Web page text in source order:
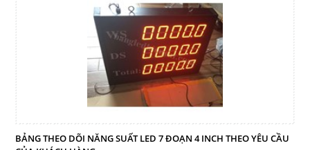
BẢNG THEO DÕI NĂNG SUẤT LED 7 ĐOẠN 4 INCH THEO YÊU CẦU
Gọi cho chúng tôi